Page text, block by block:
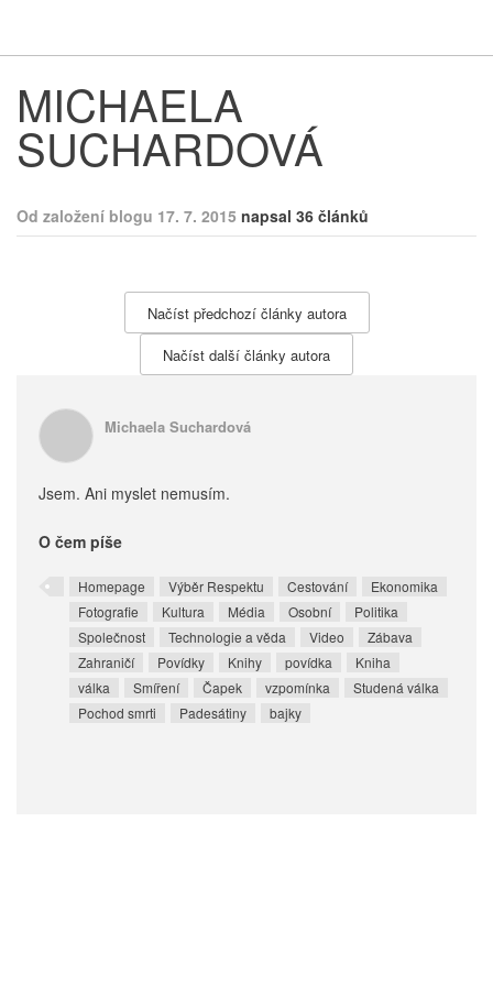
MICHAELA
SUCHARDOVÁ
Od založení blogu 17. 7. 2015 napsal 36 článků
Načíst předchozí články autora
Načíst další články autora
Michaela Suchardová
Jsem. Ani myslet nemusím.
O čem píše
Homepage Výběr Respektu Cestování
Ekonomika
Fotografie
Kultura Média Osobní
Politika
Společnost
Technologie a věda Video
Zábava
Zahraničí
Povídky Knihy povídka
Kniha
válka
Smíření Čapek vzpomínka
Studená válka
Pochod smrti
Padesátiny bajky